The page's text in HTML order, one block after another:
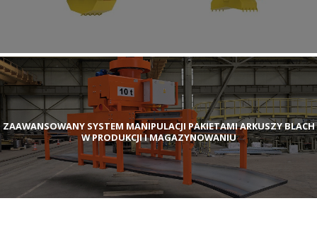
ZAAWANSOWANY SYSTEM MANIPULACJI PAKIETAMI ARKUSZY BLACH
W PRODUKCJI I MAGAZYNOWANIU